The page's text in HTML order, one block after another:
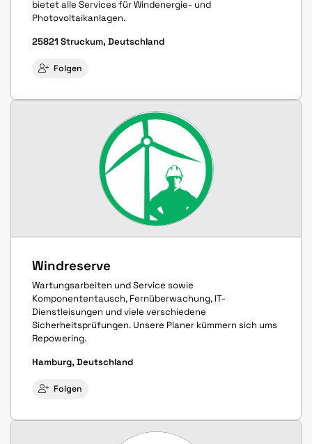
bietet alle Services für Windenergie- und
Photovoltaikanlagen.
25821 Struckum, Deutschland
Folgen
Windreserve
Wartungsarbeiten und Service sowie
Komponententausch, Fernüberwachung, IT-
Dienstleisungen und viele verschiedene
Sicherheitsprüfungen. Unsere Planer kümmern sich ums
Repowering.
Hamburg, Deutschland
Folgen